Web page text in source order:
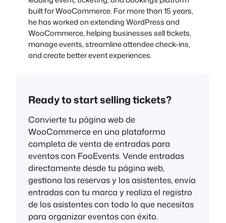
built for WooCommerce. For more than 15 years,
he has worked on extending WordPress and
WooCommerce, helping businesses sell tickets,
manage events, streamline attendee check-ins,
and create better event experiences.
Ready to start selling tickets?
Convierte tu página web de
WooCommerce en una plataforma
completa de venta de entradas para
eventos con FooEvents. Vende entradas
directamente desde tu página web,
gestiona las reservas y los asistentes, envía
entradas con tu marca y realiza el registro
de los asistentes con todo lo que necesitas
para organizar eventos con éxito.